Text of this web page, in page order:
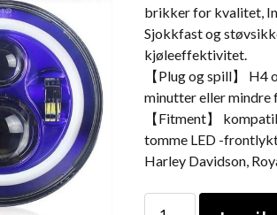
brikker for kvalitet,
Sjokkfast og
kjøleeffektivitet.
【Plug og spill】
minutter eller mindre
【Fitment】
tomme LED -
Harley Davidson,